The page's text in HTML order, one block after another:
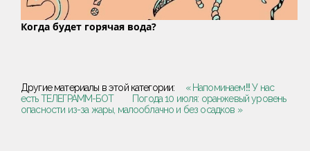
Когда будет горячая вода?
Другие материалы в этой категории:
« Напоминаем!!! У нас
есть ТЕЛЕГРАММ-БОТ
Погода 10 июля: оранжевый уровень
опасности из-за жары, малооблачно и без осадков »